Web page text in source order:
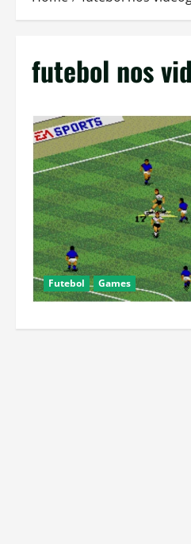
futebol nos
Futebol Games